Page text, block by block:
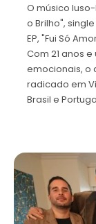
O músico
o Brilho",
EP, "Fui Só
Com 21 anos
emocionais, o
radicado em
Brasil e